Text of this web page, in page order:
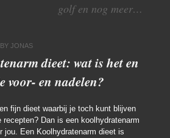
golf en nog meer…
JONAS
dieet: wat is het en
voor- en nadelen?
fijn dieet waarbij je toch kunt blijven
recepten? Dan is een koolhydratenarm
jou. Een Koolhydratenarm dieet is